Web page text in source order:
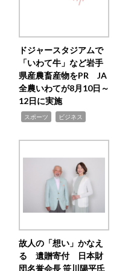
ドジャースタジアムで
「いわて牛」など岩手
県産農畜産物をPR JA
全農いわてが8月10日～
12日に実施
スポーツ ビジネス
故人の「想い」かなえ
る 遺贈寄付 日本財
団名誉会長 笹川陽平氏